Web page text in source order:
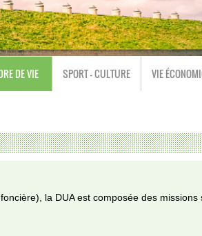
DE VIE SPORT - CULTURE VIE
la DUA est composée des missions